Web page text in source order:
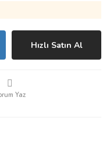
Hızlı Satın Al
Yaz